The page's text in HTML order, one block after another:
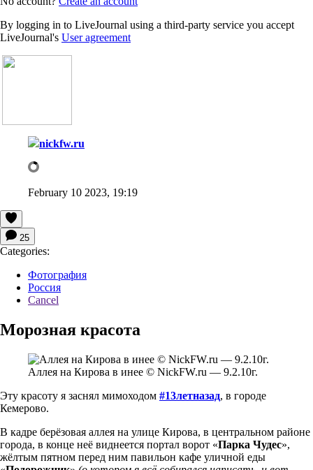
By logging in to LiveJournal using a third-party service you accept
LiveJournal's User agreement
nickfw.ru
February 10 2023, 19:19
25
Categories:
Фотография
Россия
Cancel
Морозная красота
Аллея на Кирова в инее © NickFW.ru — 9.2.10г.
Эту красоту я заснял мимоходом #13летназад, в городе
Кемерово.
В кадре берёзовая аллея на улице Кирова, в центральном районе
города, в конце неё виднеется портал ворот «Парка Чудес»,
жёлтым пятном перед ним павильон кафе уличной еды